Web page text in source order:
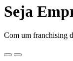
Seja
Com um franchising